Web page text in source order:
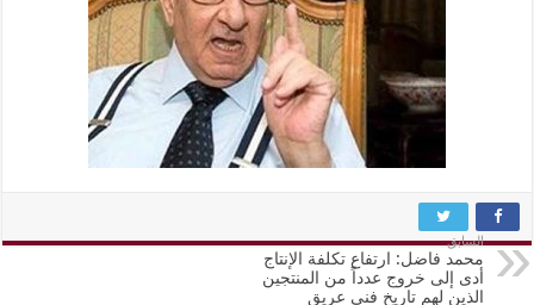
السابق
محمد فاضل: ارتفاع تكلفة الإنتاج
أدى إلى خروج عدداً من المنتجين
الذين لهم تاريخ فني عريق